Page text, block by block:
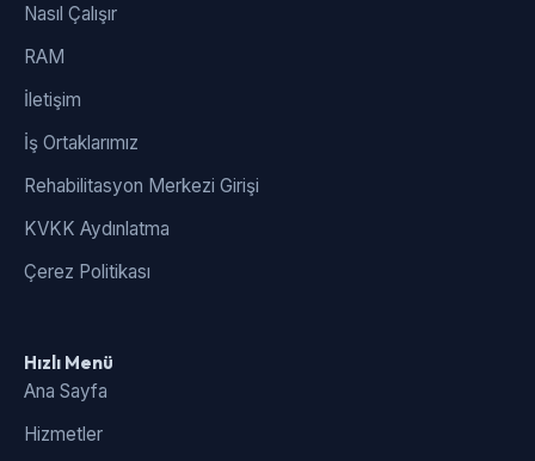
Nasıl Çalışır
RAM
İletişim
İş Ortaklarımız
Rehabilitasyon Merkezi Girişi
KVKK Aydınlatma
Çerez Politikası
Hızlı Menü
Ana Sayfa
Hizmetler